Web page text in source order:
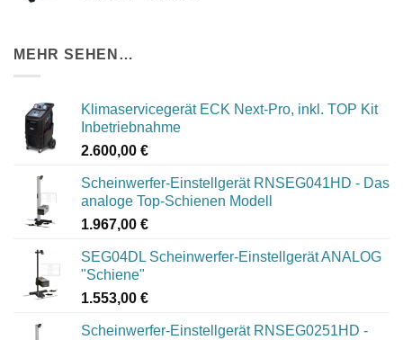
MEHR SEHEN…
Klimaservicegerät ECK Next-Pro, inkl. TOP Kit
Inbetriebnahme
2.600,00 €
Scheinwerfer-Einstellgerät RNSEG041HD - Das
analoge Top-Schienen Modell
1.967,00 €
SEG04DL Scheinwerfer-Einstellgerät ANALOG
"Schiene"
1.553,00 €
Scheinwerfer-Einstellgerät RNSEG0251HD -